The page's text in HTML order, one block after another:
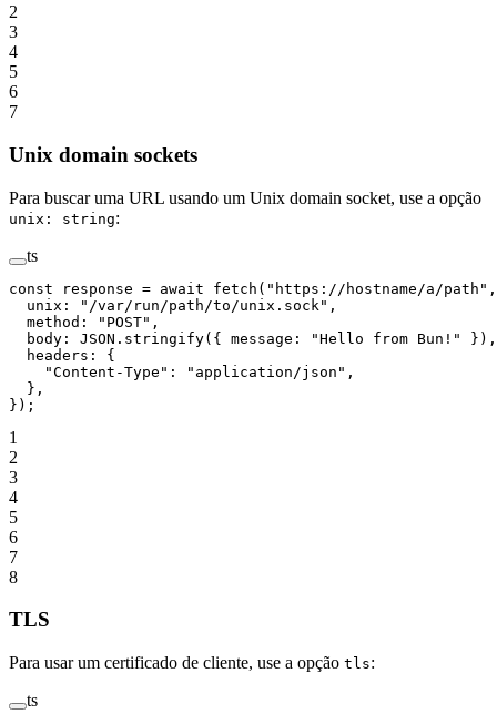
2
3
4
5
6
7
Unix domain sockets
Para buscar uma URL usando um Unix domain socket, use a opção
unix: string:
ts
const response = await fetch ( "https://hostname/a/path"
  unix:
"/var/run/path/to/unix.sock" ,
  method:
"POST" ,
  body:
JSON . stringify({ message: "Hello from Bun!"
}),
  headers: {
    "Content-Type"
: "application/json" ,
  },
});
1
2
3
4
5
6
7
8
TLS
Para usar um certificado de cliente, use a opção tls:
ts